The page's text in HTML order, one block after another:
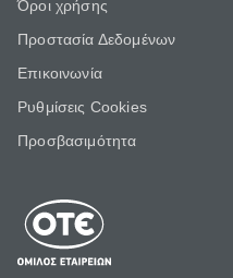
Όροι χρήσης
Προστασία Δεδομένων
Επικοινωνία
Ρυθμίσεις Cookies
Προσβασιμότητα